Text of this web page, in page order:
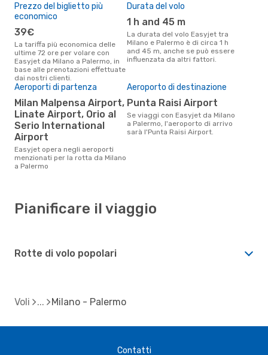
Prezzo del biglietto più
economico
39€
La tariffa più economica delle
ultime 72 ore per volare con
Easyjet da Milano a Palermo, in
base alle prenotazioni effettuate
dai nostri clienti.
Durata del volo
1 h and 45 m
La durata del volo Easyjet tra
Milano e Palermo è di circa 1 h
and 45 m, anche se può essere
influenzata da altri fattori.
Aeroporti di partenza
Milan Malpensa Airport,
Linate Airport, Orio al
Serio International
Airport
Easyjet opera negli aeroporti
menzionati per la rotta da Milano
a Palermo
Aeroporto di destinazione
Punta Raisi Airport
Se viaggi con Easyjet da Milano
a Palermo, l'aeroporto di arrivo
sarà l'Punta Raisi Airport.
Pianificare il viaggio
Rotte di volo popolari
Voli Milano - Palermo
Contatti